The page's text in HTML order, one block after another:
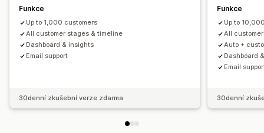
Funkce
Up to 1,000 customers
All customer stages & timeline
Dashboard & insights
Email support
30denní zkušební verze zdarma
Funkce
Up to
All
Auto +
Dashboard
Email
30denní